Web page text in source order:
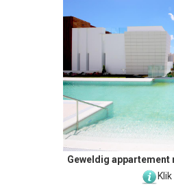
Geweldig appartement